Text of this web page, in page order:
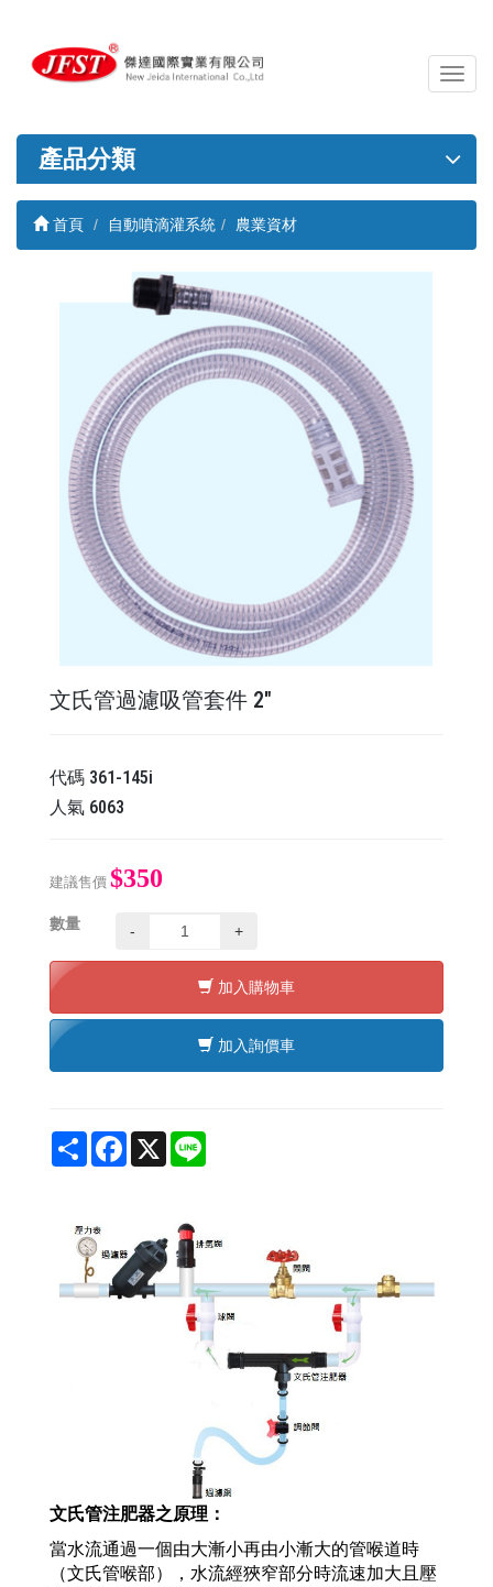
導
覽
關
產品分類
首頁 自動噴滴灌系統 農業資材
文氏管過濾吸管套件 2"
代碼 361-145i
人氣 6063
建議售價 $350
數量 - +
加入購物車
加入詢價車
Share Facebook
X
文氏管注肥器之原理：
當水流通過一個由大漸小再由小漸大的管喉道時
（文氏管喉部）
， 水流經狹窄部分時流速加大且壓